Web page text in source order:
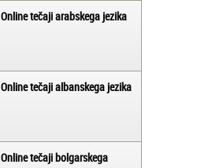
Online tečaji arabskega jezika
Online tečaji albanskega jezika
Online tečaji bolgarskega